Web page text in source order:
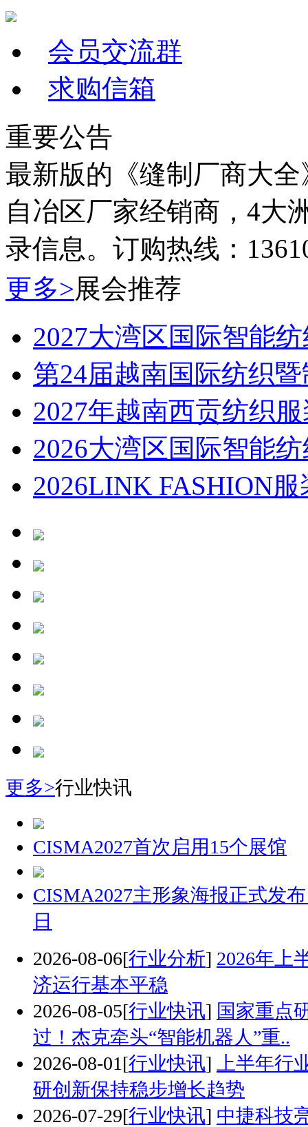
会员交流群
求购信箱
重要公告
最新版的《缝制厂商大
自冶区厂家经销商，4大
录信息。订购热线：
更多>展会推荐
2027大湾区国际智能
第24届越南国际纺织
2027年越南西贡纺织
2026大湾区国际智能
2026LINK FASHION
更多>行业快讯
CISMA2027首次启用15个展馆
CISMA2027主形象海报正式发
日
2026-08-06[行业分析] 2026年上
济运行基本平稳
2026-08-05[行业快讯] 国家重点
过！杰克牵头“智能机器人”重..
2026-08-01 [行业快讯]
上半年行
研创新保持稳步增长趋势
2026-07-29[行业快讯] 中捷科技